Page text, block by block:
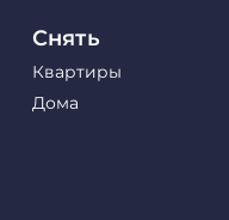
Снять
Квартиры
Дома